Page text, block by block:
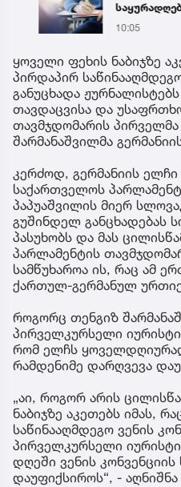
საყურადღებოდ!
წლის
ცნობარი
10:05
ყოველი ფეხის ნაბიჯზე
პირდაპირ
განუცხადა
თავდაცვისა და
თავმჯდომარის
შარმანაშვილმა
კერძოდ, გერმანიის
საქართველოს
პაპუაშვილის მიერ
გუშინდელ განცხადებას
პასუხობს და მას
პარლამენტის
სამწუხაროა ის, რაც ამ
ქართულ-გერმანულ
როგორც თენგიზ
პირველკურსელი
რომ ელჩს
რამდენიმე დარღვევა
„აი, როგორ არის
ნაბიჯზე აკეთებს იმას,
საწინააღმდეგო ვენის
პირველკურსელი
დღეში ვენის კონვენციის
დაუფიქსიროს“, -